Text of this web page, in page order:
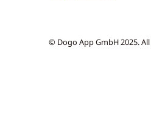
© Dogo App GmbH 2025.